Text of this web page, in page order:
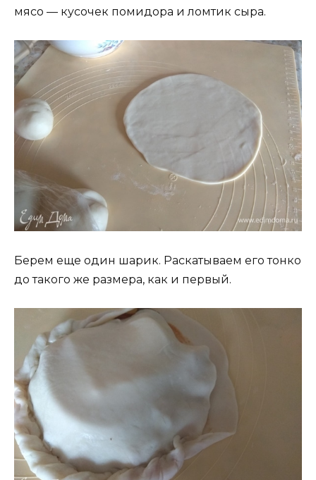
мясо — кусочек помидора и ломтик сыра.
Берем еще один шарик. Раскатываем его тонко
до такого же размера, как и первый.